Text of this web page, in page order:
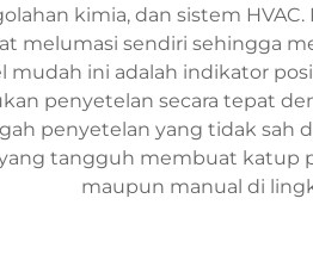
kimia, dan sistem
melumasi sendiri sehingga
ini adalah indikator
penyetelan secara tepat
penyetelan yang tidak sah
tangguh membuat
maupun manual di